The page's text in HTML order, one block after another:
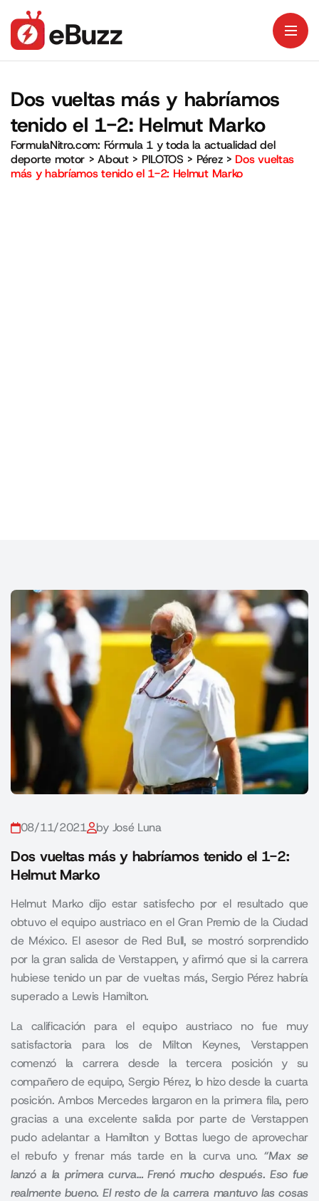
Dos vueltas más y habríamos
tenido el 1-2: Helmut Marko
FormulaNitro.com: Fórmula 1 y toda la actualidad del
deporte motor >About> PILOTOS > Pérez> Dos vueltas
más y habríamos tenido el 1-2: Helmut Marko
08/11/2021 by José Luna
Dos vueltas más y habríamos tenido el 1-2:
Helmut Marko
Helmut Marko dijo estar satisfecho por el resultado que
obtuvo el equipo austriaco en el Gran Premio de la Ciudad
de México. El asesor de Red Bull, se mostró sorprendido
por la gran salida de Verstappen, y afirmó que si la carrera
hubiese tenido un par de vueltas más, Sergio Pérez habría
superado a Lewis Hamilton.
La calificación para el equipo austriaco no fue muy
satisfactoria para los de Milton Keynes, Verstappen
comenzó la carrera desde la tercera posición y su
compañero de equipo, Sergio Pérez, lo hizo desde la cuarta
posición. Ambos Mercedes largaron en la primera fila, pero
gracias a una excelente salida por parte de Verstappen
pudo adelantar a Hamilton y Bottas luego de aprovechar
el rebufo y frenar más tarde en la curva uno. “Max se
lanzó a la primera curva… Frenó mucho después. Eso fue
realmente bueno. El resto de la carrera mantuvo las cosas